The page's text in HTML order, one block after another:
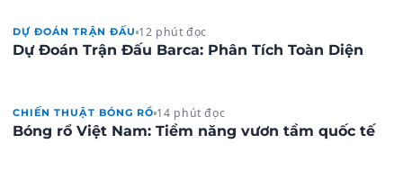
DỰ ĐOÁN TRẬN ĐẤU 12 phút đọc
Dự Đoán Trận Đấu Barca: Phân Tích Toàn Diện
CHIẾN THUẬT BÓNG RỔ 14 phút đọc
Bóng rổ Việt Nam: Tiềm năng vươn tầm quốc tế